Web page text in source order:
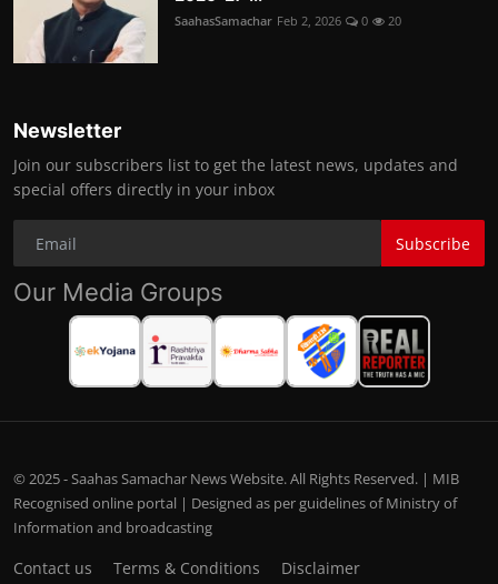
SaahasSamachar Feb 2, 2026 0 20
Newsletter
Join our subscribers list to get the latest news, updates and
special offers directly in your inbox
Subscribe
Our Media Groups
© 2025 - Saahas Samachar News Website. All Rights Reserved. | MIB
Recognised online portal | Designed as per guidelines of Ministry of
Information and broadcasting
Contact us Terms & Conditions
Disclaimer